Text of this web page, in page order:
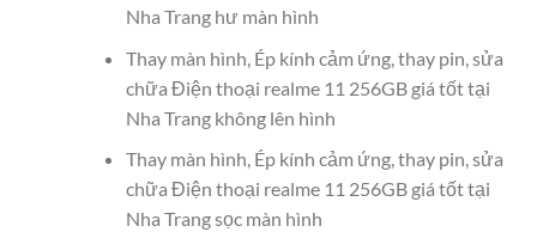
Nha Trang hư màn hình
Thay màn hình, Ép kính cảm ứng, thay pin, sửa
chữa Điện thoại realme 11 256GB giá tốt tại
Nha Trang không lên hình
Thay màn hình, Ép kính cảm ứng, thay pin, sửa
chữa Điện thoại realme 11 256GB giá tốt tại
Nha Trang sọc màn hình